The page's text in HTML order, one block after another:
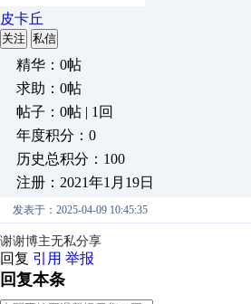
皮卡丘
关注 私信
精华：0帖
求助：0帖
帖子：0帖 | 1回
年度积分：0
历史总积分：100
注册：2021年1月19日
发表于：2025-04-09 10:45:35
谢谢博主无私分享
回复 引用 举报
回复本条